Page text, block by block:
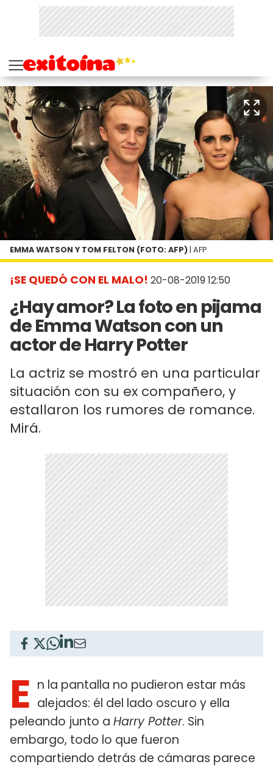
¡SE QUEDÓ CON EL MALO! 20-08-2019 12:50
¿Hay amor? La foto en pijama
de Emma Watson con un
actor de Harry Potter
La actriz se mostró en una particular
situación con su ex compañero, y
estallaron los rumores de romance.
Mirá.
EMMA WATSON Y TOM FELTON (FOTO: AFP) | AFP
E n la pantalla no pudieron estar más
alejados: él del lado oscuro y ella
peleando junto a Harry Potter. Sin
embargo, todo lo que fueron
compartiendo detrás de cámaras parece